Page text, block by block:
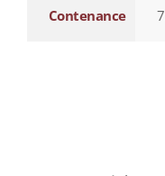
Contenance